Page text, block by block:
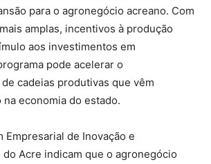
para o agronegócio acreano. Com
amplas, incentivos à produção
aos investimentos em
pode acelerar o
cadeias produtivas que vêm
economia do estado.
Empresarial de Inovação e
Acre indicam que o agronegócio